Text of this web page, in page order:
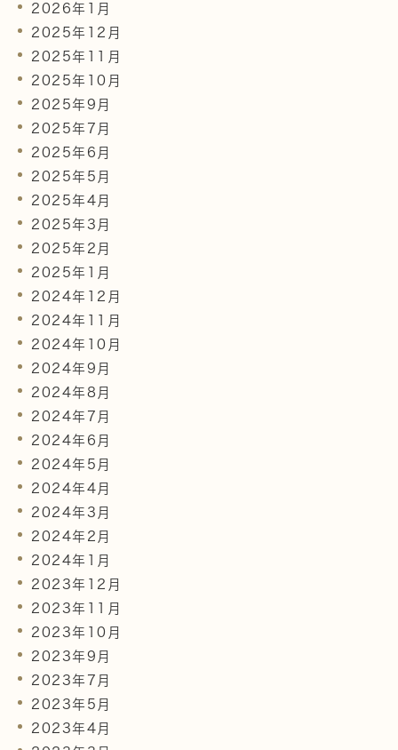
2026年1月
2025年12月
2025年11月
2025年10月
2025年9月
2025年7月
2025年6月
2025年5月
2025年4月
2025年3月
2025年2月
2025年1月
2024年12月
2024年11月
2024年10月
2024年9月
2024年8月
2024年7月
2024年6月
2024年5月
2024年4月
2024年3月
2024年2月
2024年1月
2023年12月
2023年11月
2023年10月
2023年9月
2023年7月
2023年5月
2023年4月